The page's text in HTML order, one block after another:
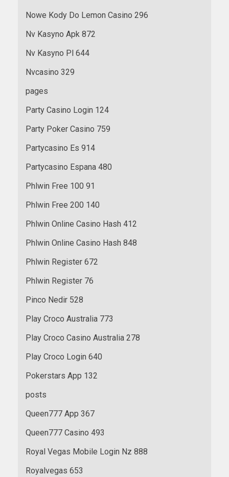
Nowe Kody Do Lemon Casino 296
Nv Kasyno Apk 872
Nv Kasyno Pl 644
Nvcasino 329
pages
Party Casino Login 124
Party Poker Casino 759
Partycasino Es 914
Partycasino Espana 480
Phlwin Free 100 91
Phlwin Free 200 140
Phlwin Online Casino Hash 412
Phlwin Online Casino Hash 848
Phlwin Register 672
Phlwin Register 76
Pinco Nedir 528
Play Croco Australia 773
Play Croco Casino Australia 278
Play Croco Login 640
Pokerstars App 132
posts
Queen777 App 367
Queen777 Casino 493
Royal Vegas Mobile Login Nz 888
Royalvegas 653